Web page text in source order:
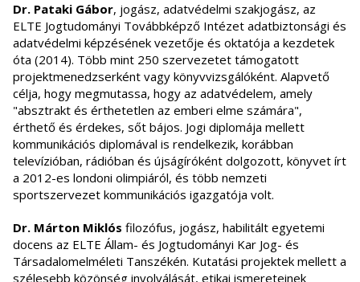
Dr. Pataki Gábor, jogász, adatvédelmi szakjogász, az
ELTE Jogtudományi Továbbképző Intézet adatbiztonsági és
adatvédelmi képzésének vezetője és oktatója a kezdetek
óta (2014). Több mint 250 szervezetet támogatott
projektmenedzserként vagy könyvvizsgálóként. Alapvető
célja, hogy megmutassa, hogy az adatvédelem, amely
"absztrakt és érthetetlen az emberi elme számára",
érthető és érdekes, sőt bájos. Jogi diplomája mellett
kommunikációs diplomával is rendelkezik, korábban
televízióban, rádióban és újságíróként dolgozott, könyvet írt
a 2012-es londoni olimpiáról, és több nemzeti
sportszervezet kommunikációs igazgatója volt.
Dr. Márton Miklós filozófus, jogász, habilitált egyetemi
docens az ELTE Állam- és Jogtudományi Kar Jog- és
Társadalomelméleti Tanszékén. Kutatási projektek mellett a
szélesebb közönség involválását, etikai ismereteinek